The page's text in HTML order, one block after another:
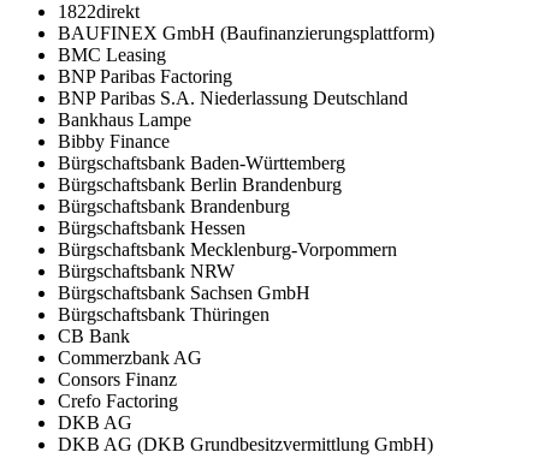
1822direkt
BAUFINEX GmbH (Baufinanzierungsplattform)
BMC Leasing
BNP Paribas Factoring
BNP Paribas S.A. Niederlassung Deutschland
Bankhaus Lampe
Bibby Finance
Bürgschaftsbank Baden-Württemberg
Bürgschaftsbank Berlin Brandenburg
Bürgschaftsbank Brandenburg
Bürgschaftsbank Hessen
Bürgschaftsbank Mecklenburg-Vorpommern
Bürgschaftsbank NRW
Bürgschaftsbank Sachsen GmbH
Bürgschaftsbank Thüringen
CB Bank
Commerzbank AG
Consors Finanz
Crefo Factoring
DKB AG
DKB AG (DKB Grundbesitzvermittlung GmbH)